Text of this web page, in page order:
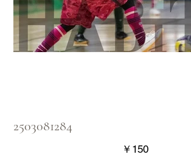
2503081284
価
格
￥150